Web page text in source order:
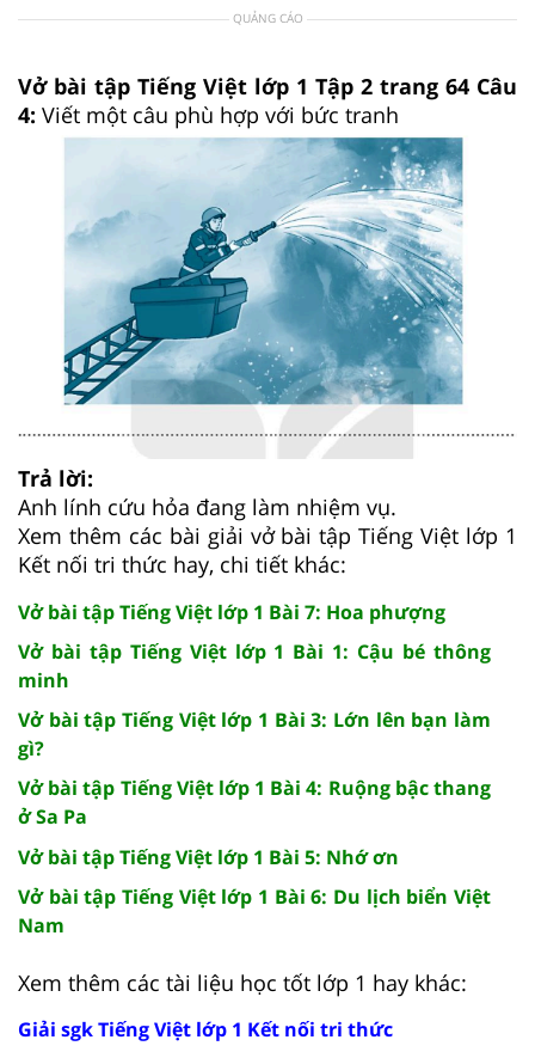
QUẢNG CÁO
Vở bài tập Tiếng Việt lớp 1 Tập 2 trang 64 Câu
4: Viết một câu phù hợp với bức tranh
Trả lời:
Anh lính cứu hỏa đang làm nhiệm vụ.
Xem thêm các bài giải vở bài tập Tiếng Việt lớp 1
Kết nối tri thức hay, chi tiết khác:
Vở bài tập Tiếng Việt lớp 1 Bài 7: Hoa phượng
Vở bài tập Tiếng Việt lớp 1 Bài 1: Cậu bé thông
minh
Vở bài tập Tiếng Việt lớp 1 Bài 3: Lớn lên bạn làm
gì?
Vở bài tập Tiếng Việt lớp 1 Bài 4: Ruộng bậc thang
ở Sa Pa
Vở bài tập Tiếng Việt lớp 1 Bài 5: Nhớ ơn
Vở bài tập Tiếng Việt lớp 1 Bài 6: Du lịch biển Việt
Nam
Xem thêm các tài liệu học tốt lớp 1 hay khác:
Giải sgk Tiếng Việt lớp 1 Kết nối tri thức